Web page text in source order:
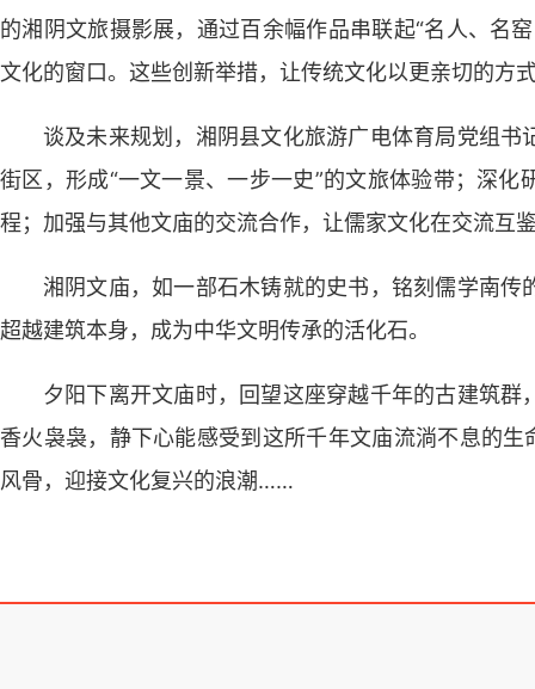
的湘阴文旅摄影展，通过百余幅作品串联起“名人、名
文化的窗口。这些创新举措，让传统文化以更亲切的方
谈及未来规划，湘阴县文化旅游广电体育局党组
街区，形成“一文一景、一步一史”的文旅体验带；深
程；加强与其他文庙的交流合作，让儒家文化在交流互
湘阴文庙，如一部石木铸就的史书，铭刻儒学南
超越建筑本身，成为中华文明传承的活化石。
夕阳下离开文庙时，回望这座穿越千年的古建筑
香火袅袅，静下心能感受到这所千年文庙流淌不息的
风骨，迎接文化复兴的浪潮……